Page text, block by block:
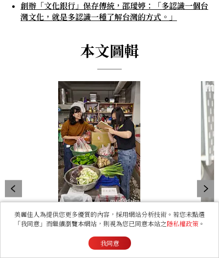
創辦「文化銀行」保存傳統，邵璦婷：「多認識一個台
灣文化，就是多認識一種了解台灣的方式。」
本文圖輯
石頭湯的食材一部分來自攤商捐贈的格外品（醜蔬
果），及傳統市場採買的新鮮食材。每月一次的煮
食活動，歡迎各種素人參與，不用很會煮也沒關係
美麗佳人為提供您更多優質的內容，採用網站分析技術。若您未點選
「我同意」而繼續瀏覽本網站，則視為您已同意本站之隱私權政策 。
我同意